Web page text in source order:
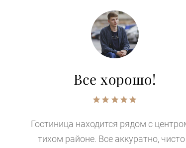
Все хорошо!
Гостиница находится рядом с
тихом районе. Все аккуратно,